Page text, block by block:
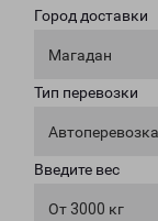
Город доставки
Магадан
Тип перевозки
Автоперевозка
Введите вес
От 3000 кг